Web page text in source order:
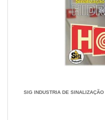
SIG INDUSTRIA DE SINALIZAÇÃO